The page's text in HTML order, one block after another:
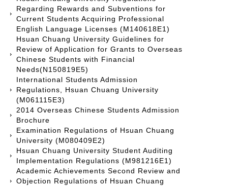
Regarding Rewards and Subventions for
Current Students Acquiring Professional
English Language Licenses (M140618E1)
Hsuan Chuang University Guidelines for
Review of Application for Grants to Overseas
Chinese Students with Financial
Needs(N150819E5)
International Students Admission
Regulations, Hsuan Chuang University
(M061115E3)
2014 Overseas Chinese Students Admission
Brochure
Examination Regulations of Hsuan Chuang
University (M080409E2)
Hsuan Chuang University Student Auditing
Implementation Regulations (M981216E1)
Academic Achievements Second Review and
Objection Regulations of Hsuan Chuang